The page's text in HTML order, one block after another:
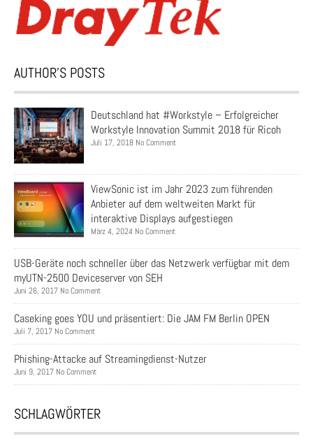
AUTHOR’S POSTS
Deutschland hat #Workstyle – Erfolgreicher
Workstyle Innovation Summit 2018 für Ricoh
Juli 17, 2018 No Comment
ViewSonic ist im Jahr 2023 zum führenden
Anbieter auf dem weltweiten Markt für
interaktive Displays aufgestiegen
März 4, 2024 No Comment
USB-Geräte noch schneller über das Netzwerk verfügbar mit dem
myUTN-2500 Deviceserver von SEH
Juni 26, 2017 No Comment
Caseking goes YOU und präsentiert: Die JAM FM Berlin OPEN
Juli 7, 2017 No Comment
Phishing-Attacke auf Streamingdienst-Nutzer
Juni 9, 2017 No Comment
SCHLAGWÖRTER